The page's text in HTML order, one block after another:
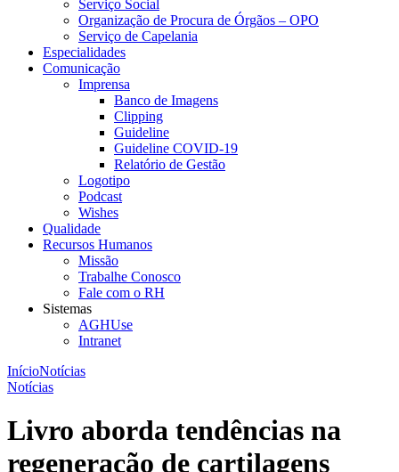
Serviço Social
Organização de Procura de Órgãos – OPO
Serviço de Capelania
Especialidades
Comunicação
Imprensa
Banco de Imagens
Clipping
Guideline
Guideline COVID-19
Relatório de Gestão
Logotipo
Podcast
Wishes
Qualidade
Recursos Humanos
Missão
Trabalhe Conosco
Fale com o RH
Sistemas
AGHUse
Intranet
InícioNotícias
Notícias
Livro aborda tendências na
regeneração de cartilagens